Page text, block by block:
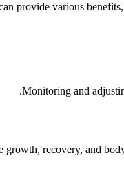
provide various
Monitoring and
recovery, and